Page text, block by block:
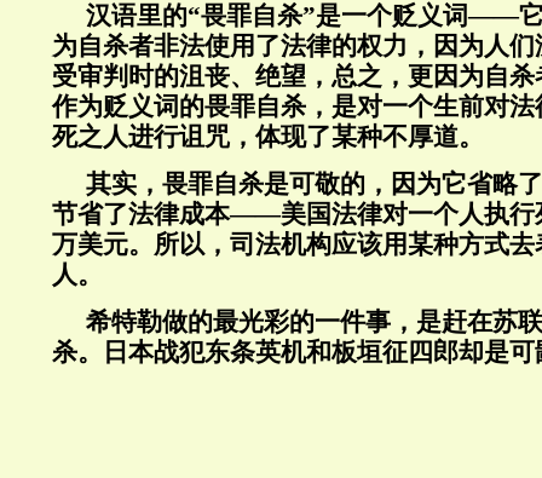
汉语里的“畏罪自杀”是一个贬义词——
为自杀者非法使用了法律的权力，因为人
受审判时的沮丧、绝望，总之，更因为自
作为贬义词的畏罪自杀，是对一个生前对
死之人进行诅咒，体现了某种不厚道。
其实，畏罪自杀是可敬的，因为它省略
节省了法律成本——美国法律对一个人执行
万美元。所以，司法机构应该用某种方式
人。
希特勒做的最光彩的一件事，是赶在苏
杀。日本战犯东条英机和板垣征四郎却是可